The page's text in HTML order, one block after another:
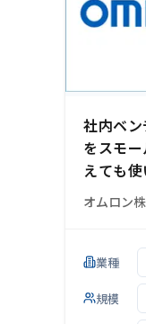
社内ベン
をスモ
えても
オムロン
業種
規模